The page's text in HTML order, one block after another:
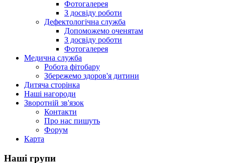
Фотогалерея
З досвіду роботи
Дефектологічна служба
Допоможемо оченятам
З досвіду роботи
Фотогалерея
Медична служба
Робота фітобару
Збережемо здоров'я дитини
Дитяча сторінка
Наші нагороди
Зворотній зв'язок
Контакти
Про нас пишуть
Форум
Карта
Наші групи